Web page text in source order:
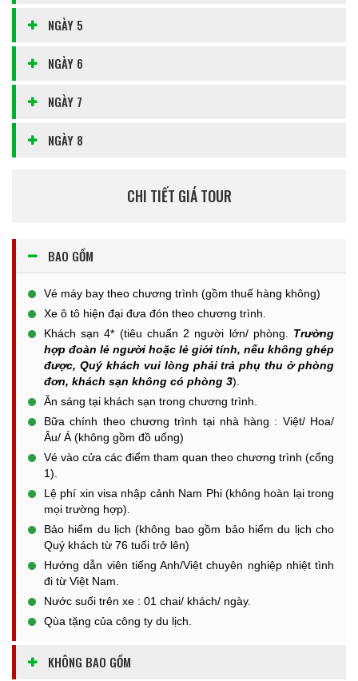
NGÀY 5
NGÀY 6
NGÀY 7
NGÀY 8
CHI TIẾT GIÁ TOUR
BAO GỒM
Vé máy bay theo chương trình (gồm thuế hàng không)
Xe ô tô hiện đại đưa đón theo chương trình.
Khách sạn 4* (tiêu chuẩn 2 người lớn/ phòng. Trường
hợp đoàn lẻ người hoặc lẻ giới tính, nếu không ghép
được, Quý khách vui lòng phải trả phụ thu ở phòng
đơn, khách sạn không có phòng 3).
Ăn sáng tại khách sạn trong chương trình.
Bữa chính theo chương trình tại nhà hàng : Việt/ Hoa/
Âu/ Á (không gồm đồ uống)
Vé vào cửa các điểm tham quan theo chương trình (cổng
1).
Lệ phí xin visa nhập cảnh Nam Phi (không hoàn lại trong
mọi trường hợp).
Bảo hiểm du lịch (không bao gồm bảo hiểm du lịch cho
Quý khách từ 76 tuổi trở lên)
Hướng dẫn viên tiếng Anh/Việt chuyên nghiệp nhiệt tình
đi từ Việt Nam.
Nước suối trên xe : 01 chai/ khách/ ngày.
Qùa tặng của công ty du lịch.
KHÔNG BAO GỒM